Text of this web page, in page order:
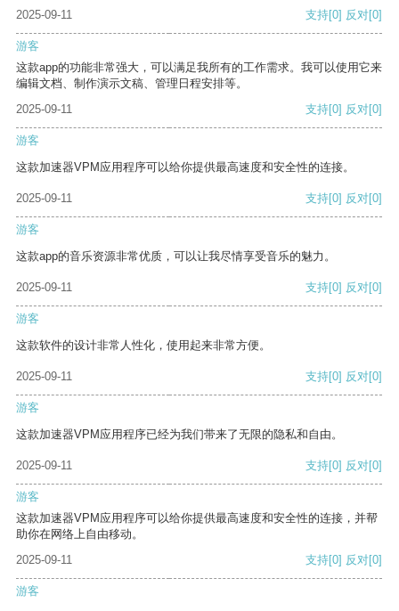
2025-09-11
支持[0] 反对[0]
游客
这款app的功能非常强大，可以满足我所有的工作需求。我可以使用它来
编辑文档、制作演示文稿、管理日程安排等。
2025-09-11
支持[0] 反对[0]
游客
这款加速器VPM应用程序可以给你提供最高速度和安全性的连接。
2025-09-11 支持[0] 反对[0]
游客
这款app的音乐资源非常优质，可以让我尽情享受音乐的魅力。
2025-09-11 支持[0] 反对[0]
游客
这款软件的设计非常人性化，使用起来非常方便。
2025-09-11 支持[0] 反对[0]
游客
这款加速器VPM应用程序已经为我们带来了无限的隐私和自由。
2025-09-11 支持[0] 反对[0]
游客
这款加速器VPM应用程序可以给你提供最高速度和安全性的连接，并帮
助你在网络上自由移动。
2025-09-11
支持[0] 反对[0]
游客